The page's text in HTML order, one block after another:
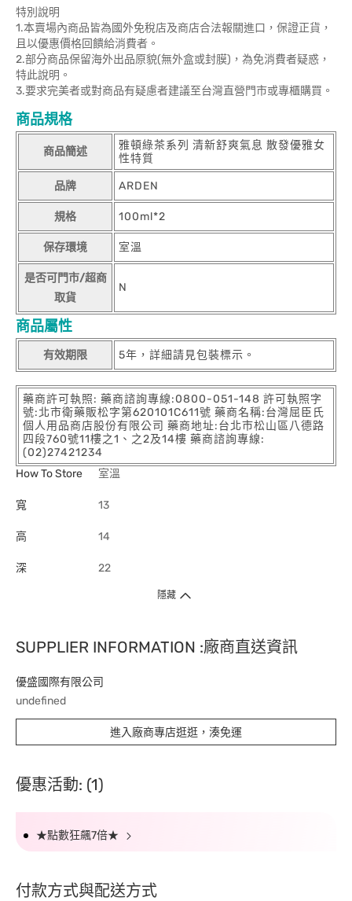
特別說明
1.本賣場內商品皆為國外免稅店及商店合法報關進口，保證正貨，
且以優惠價格回饋給消費者。
2.部分商品保留海外出品原貌(無外盒或封膜)，為免消費者疑惑，
特此說明。
3.要求完美者或對商品有疑慮者建議至台灣直營門市或專櫃購買。
商品規格
商品簡述
雅頓綠茶系列 清新舒爽氣息 散發優雅女
性特質
品牌 ARDEN
規格 100ml*2
保存環境 室溫
是否可門市/超商
取貨
N
商品屬性
有效期限 5年，詳細請見包裝標示。
藥商許可執照: 藥商諮詢專線:0800-051-148 許可執照字
號:北市衛藥販松字第620101C611號 藥商名稱:台灣屈臣氏
個人用品商店股份有限公司 藥商地址:台北市松山區八德路
四段760號11樓之1、之2及14樓 藥商諮詢專線:
(02)27421234
How To Store
室溫
寬 13
高 14
深 22
隱藏
SUPPLIER INFORMATION :廠商直送資訊
優盛國際有限公司
undefined
進入廠商專店逛逛，湊免運
優惠活動: (1)
★點數狂飆7倍★
付款方式與配送方式